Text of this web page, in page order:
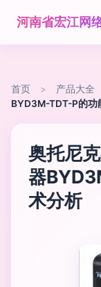
首页 > 产品大全
BYD3M-TDT-P的功
奥托尼
器
术分析